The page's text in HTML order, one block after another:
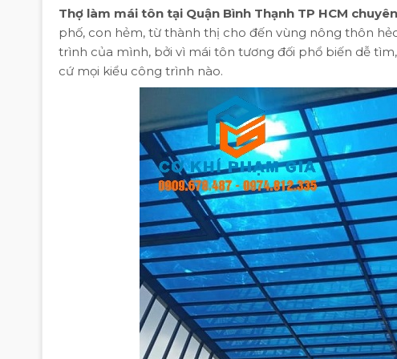
Thợ làm mái tôn tại Quận Bình Thạnh TP HCM
phố, con hẻm, từ thành thị cho đến vùng nông thôn
trình của mình, bởi vì mái tôn tương đối phổ biến dễ
cứ mọi kiểu công trình nào.